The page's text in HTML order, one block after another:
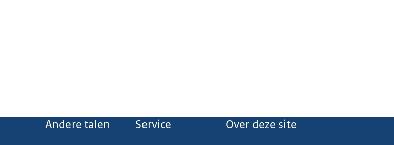
Andere talen Service Over deze site